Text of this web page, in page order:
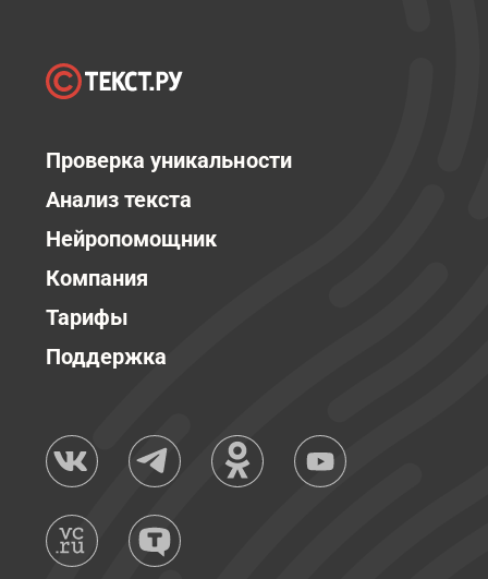
Проверка уникальности
Анализ текста
Нейропомощник
Компания
Тарифы
Поддержка